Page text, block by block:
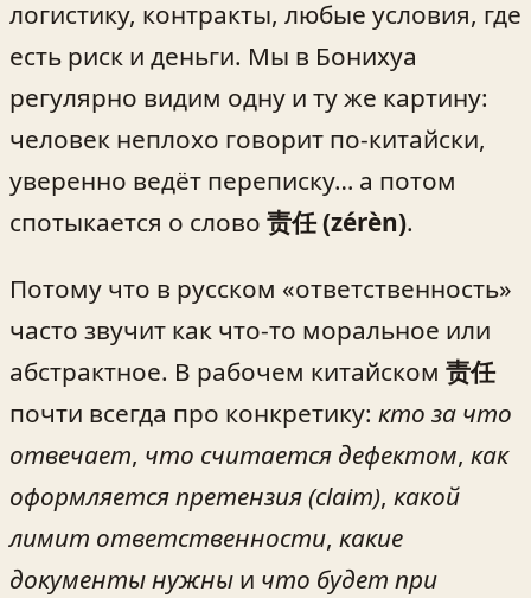
логистику, контракты, любые условия, где
есть риск и деньги. Мы в Бонихуа
регулярно видим одну и ту же картину:
человек неплохо говорит по-китайски,
уверенно ведёт переписку… а потом
спотыкается о слово 责任 (zérèn).
Потому что в русском «ответственность»
часто звучит как что-то моральное или
абстрактное. В рабочем китайском 责任
почти всегда про конкретику: кто за что
отвечает, что считается дефектом, как
оформляется претензия (claim), какой
лимит ответственности, какие
документы нужны и что будет при